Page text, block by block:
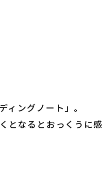
ングノート」。
となるとおっくうに